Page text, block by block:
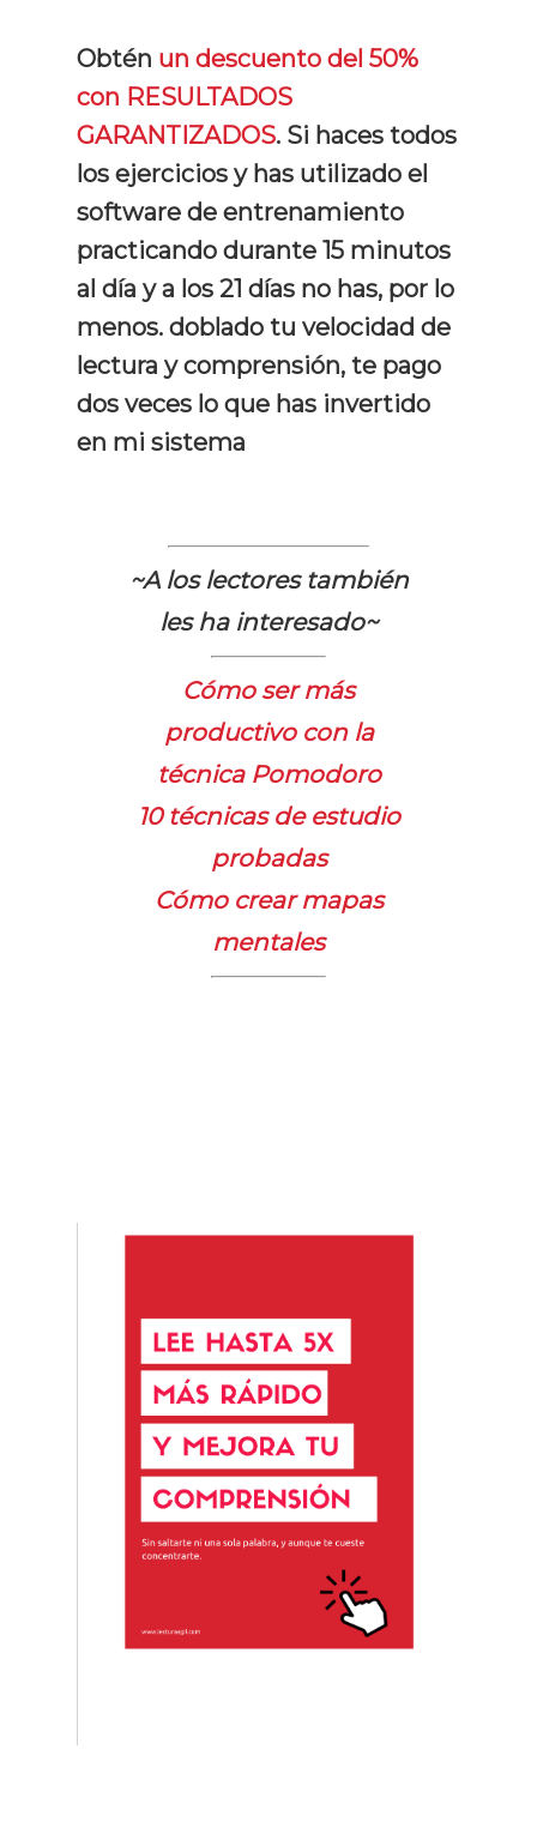
Obtén un descuento del 50%
con RESULTADOS
GARANTIZADOS. Si haces todos
los ejercicios y has utilizado el
software de entrenamiento
practicando durante 15 minutos
al día y a los 21 días no has, por lo
menos. doblado tu velocidad de
lectura y comprensión, te pago
dos veces lo que has invertido
en mi sistema
~A los lectores también
les ha interesado~
Cómo ser más
productivo con la
técnica Pomodoro
10 técnicas de estudio
probadas
Cómo crear mapas
mentales